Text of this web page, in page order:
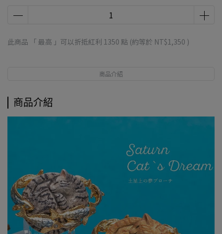
此商品 「 最高 」可以折抵紅利 1350 點 (約等於 NT$1,350 )
商品介紹
商品介紹